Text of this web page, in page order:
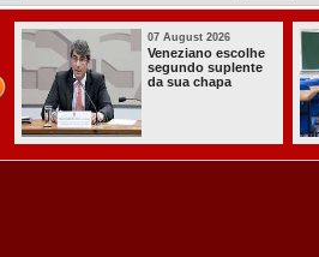
07 August 2026
Homem é preso
com armas,
munições e